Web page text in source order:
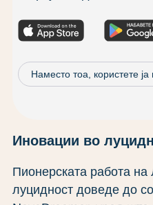
Наместо тоа, користете
Иновации во
Пионерската работа
луцидност доведе до